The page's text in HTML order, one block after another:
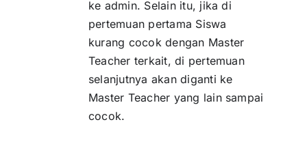
ke admin. Selain itu, jika di
pertemuan pertama Siswa
kurang cocok dengan Master
Teacher terkait, di pertemuan
selanjutnya akan diganti ke
Master Teacher yang lain sampai
cocok.